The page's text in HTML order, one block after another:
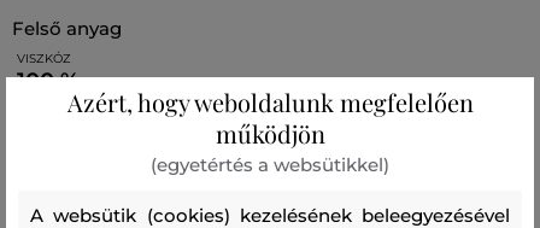
felső anyag
VISZKÓZ
100 %
Ajánlott termékek
Azért, hogy weboldalunk megfelelően
működjön
(egyetértés a websütikkel)
A websütik (cookies) kezelésének beleegyezésével